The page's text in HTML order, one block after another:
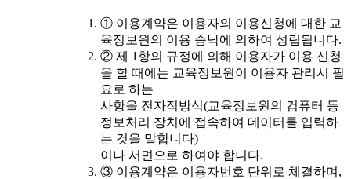
① 이용계약은 이용자의 이용신청에 대한 교
육정보원의 이용 승낙에 의하여 성립됩니다.
② 제 1항의 규정에 의해 이용자가 이용 신청
을 할 때에는 교육정보원이 이용자 관리시 필
요로 하는
사항을 전자적방식(교육정보원의 컴퓨터 등
정보처리 장치에 접속하여 데이터를 입력하
는 것을 말합니다)
이나 서면으로 하여야 합니다.
③ 이용계약은 이용자번호 단위로 체결하며,